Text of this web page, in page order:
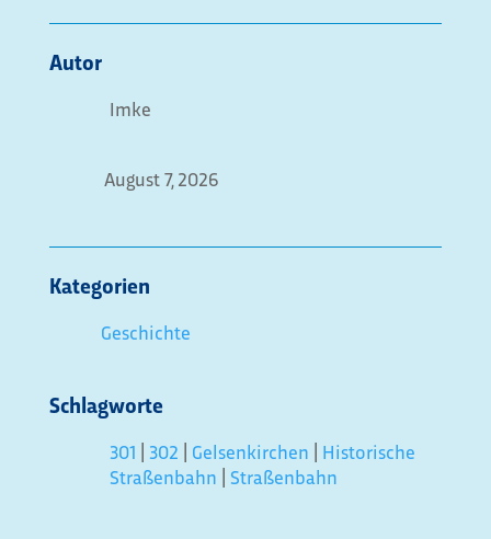
Autor
Imke
August 7, 2026
Kategorien
Geschichte
Schlagworte
301 | 302 | Gelsenkirchen | Historische
Straßenbahn | Straßenbahn